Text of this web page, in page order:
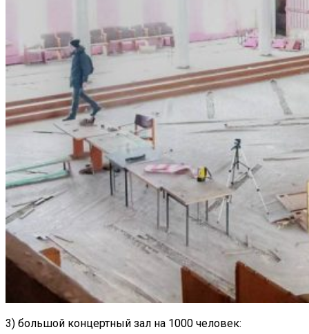
3) большой концертный зал на 1000 человек: